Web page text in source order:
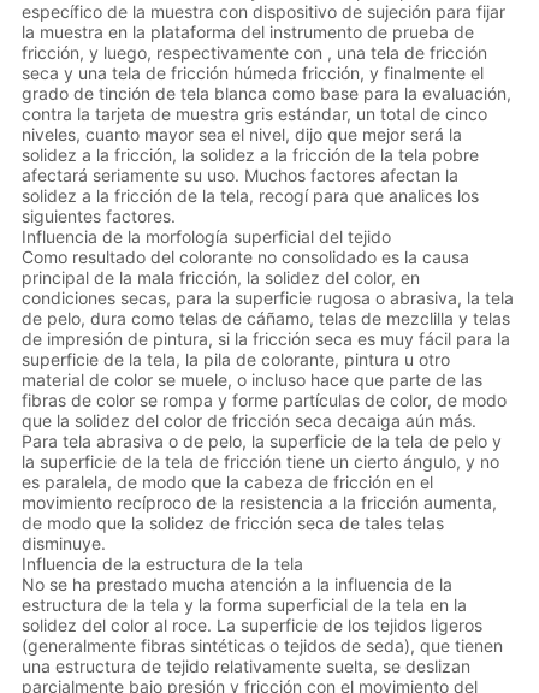
específico de la muestra con dispositivo de sujeción para fijar
la muestra en la plataforma del instrumento de prueba de
fricción, y luego, respectivamente con , una tela de fricción
seca y una tela de fricción húmeda fricción, y finalmente el
grado de tinción de tela blanca como base para la evaluación,
contra la tarjeta de muestra gris estándar, un total de cinco
niveles, cuanto mayor sea el nivel, dijo que mejor será la
solidez a la fricción, la solidez a la fricción de la tela pobre
afectará seriamente su uso. Muchos factores afectan la
solidez a la fricción de la tela, recogí para que analices los
siguientes factores.
Influencia de la morfología superficial del tejido
Como resultado del colorante no consolidado es la causa
principal de la mala fricción, la solidez del color, en
condiciones secas, para la superficie rugosa o abrasiva, la tela
de pelo, dura como telas de cáñamo, telas de mezclilla y telas
de impresión de pintura, si la fricción seca es muy fácil para la
superficie de la tela, la pila de colorante, pintura u otro
material de color se muele, o incluso hace que parte de las
fibras de color se rompa y forme partículas de color, de modo
que la solidez del color de fricción seca decaiga aún más.
Para tela abrasiva o de pelo, la superficie de la tela de pelo y
la superficie de la tela de fricción tiene un cierto ángulo, y no
es paralela, de modo que la cabeza de fricción en el
movimiento recíproco de la resistencia a la fricción aumenta,
de modo que la solidez de fricción seca de tales telas
disminuye.
Influencia de la estructura de la tela
No se ha prestado mucha atención a la influencia de la
estructura de la tela y la forma superficial de la tela en la
solidez del color al roce. La superficie de los tejidos ligeros
(generalmente fibras sintéticas o tejidos de seda), que tienen
una estructura de tejido relativamente suelta, se deslizan
parcialmente bajo presión y fricción con el movimiento del